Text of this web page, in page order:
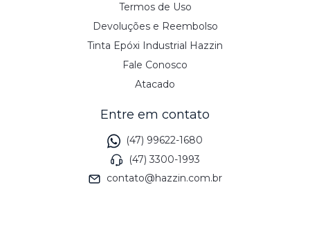
Termos de Uso
Devoluções e Reembolso
Tinta Epóxi Industrial Hazzin
Fale Conosco
Atacado
Entre em contato
(47) 99622-1680
(47) 3300-1993
contato@hazzin.com.br